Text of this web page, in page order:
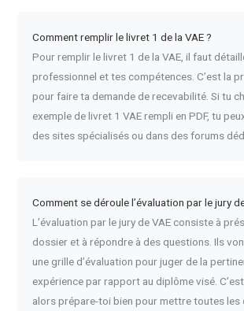
Comment remplir le livret 1 de la VAE ?
Pour remplir le livret 1 de la VAE, il faut
professionnel et tes compétences. C’est la
pour faire ta demande de recevabilité. Si tu
exemple de livret 1 VAE rempli en PDF, tu
des sites spécialisés ou dans des forums
Comment se déroule l’évaluation par le jury
L’évaluation par le jury de VAE consiste à
dossier et à répondre à des questions. Ils
une grille d’évaluation pour juger de la
expérience par rapport au diplôme visé.
alors prépare-toi bien pour mettre toutes les